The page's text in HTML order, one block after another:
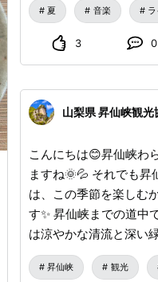
【場所】 用作公園（大
用作ベース（担当：
夏 音楽
3 0
山梨県 昇仙峡観光
こんにちは😊昇仙峡わ
ますね🌞💦 それでも昇
は、この季節を楽しむ
す✨ 昇仙峡までの道中では雄大な富士山を眺め、渓谷で
は涼やかな清流と深い
れた昇仙峡で、心も体
自然を満喫したあとは
昇仙峡 観光